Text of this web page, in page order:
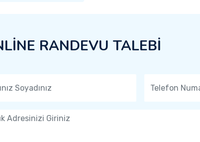
RANDEVU TALEBİ